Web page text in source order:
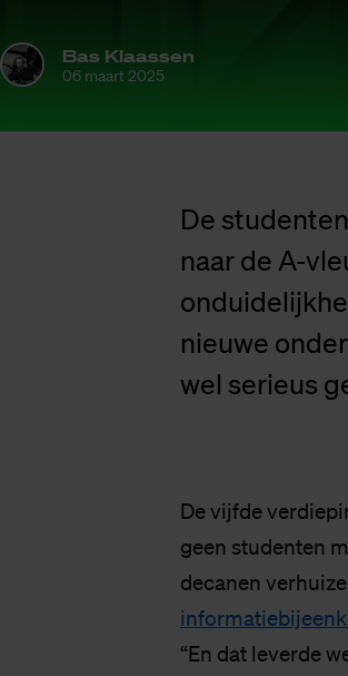
Bas Klaassen
06 maart 2025
De
naar de A-
nieuwe
wel serieus
De vijfde
geen studenten
decanen
“En dat leverde